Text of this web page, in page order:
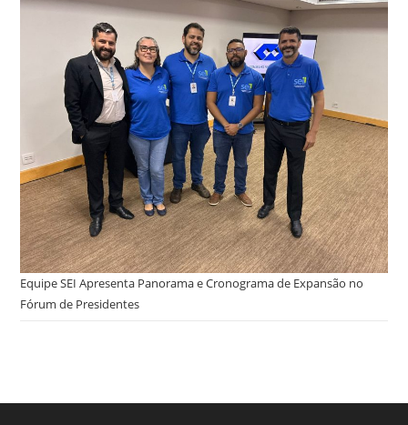
Equipe SEI Apresenta Panorama e Cronograma de Expansão no
Fórum de Presidentes